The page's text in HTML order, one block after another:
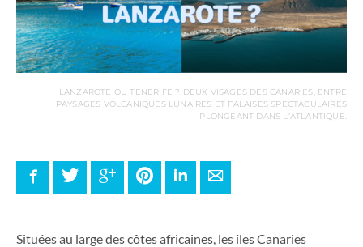
LANZAROTE OU TENERIFE ? DEUX VISAGES DES CANARIES, ENTRE
PAYSAGES VOLCANIQUES LUNAIRES ET FALAISES SPECTACULAIRES
PLONGEANT DANS L’ATLANTIQUE.
FacebookTwitter Google+ PinterestLinkedInE-mail
Situées au large des côtes africaines, les îles Canaries